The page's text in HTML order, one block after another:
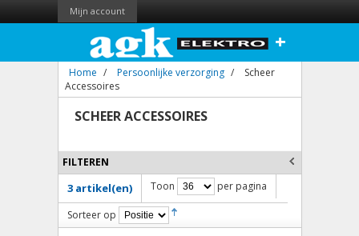
Mijn account
+
Home / Persoonlijke verzorging /
Scheer
Accessoires
SCHEER ACCESSOIRES
FILTEREN
3 artikel(en) Toon per pagina
Sorteer op